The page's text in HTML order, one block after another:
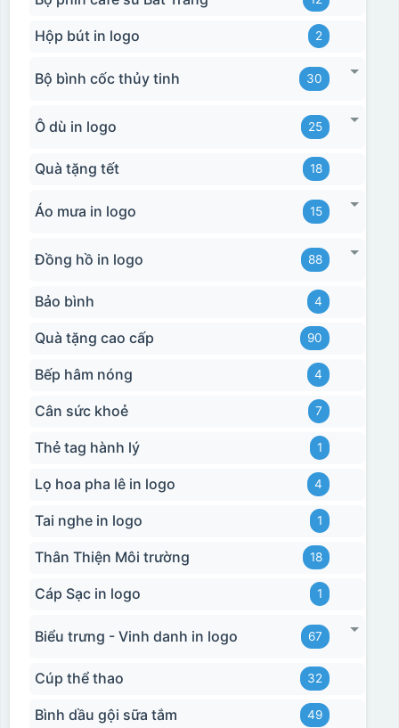
Hộp bút in logo 2
Bộ bình cốc thủy tinh 30
Ô dù in logo 25
Quà tặng tết 18
Áo mưa in logo 15
Đồng hồ in logo 88
Bảo bình 4
Quà tặng cao cấp 90
Bếp hâm nóng 4
Cân sức khoẻ 7
Thẻ tag hành lý 1
Lọ hoa pha lê in logo 4
Tai nghe in logo 1
Thân Thiện Môi trường 18
Cáp Sạc in logo 1
Biểu trưng - Vinh danh in logo 67
Cúp thể thao 32
Bình dầu gội sữa tắm 49